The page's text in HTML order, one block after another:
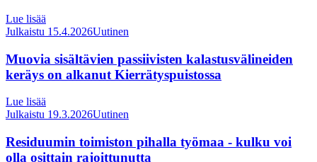
Lue lisää
Julkaistu 15.4.2026Uutinen
Muovia sisältävien passiivisten kalastusvälineiden
keräys on alkanut Kierrätyspuistossa
Lue lisää
Julkaistu 19.3.2026Uutinen
Residuumin toimiston pihalla työmaa - kulku voi
olla osittain rajoittunutta